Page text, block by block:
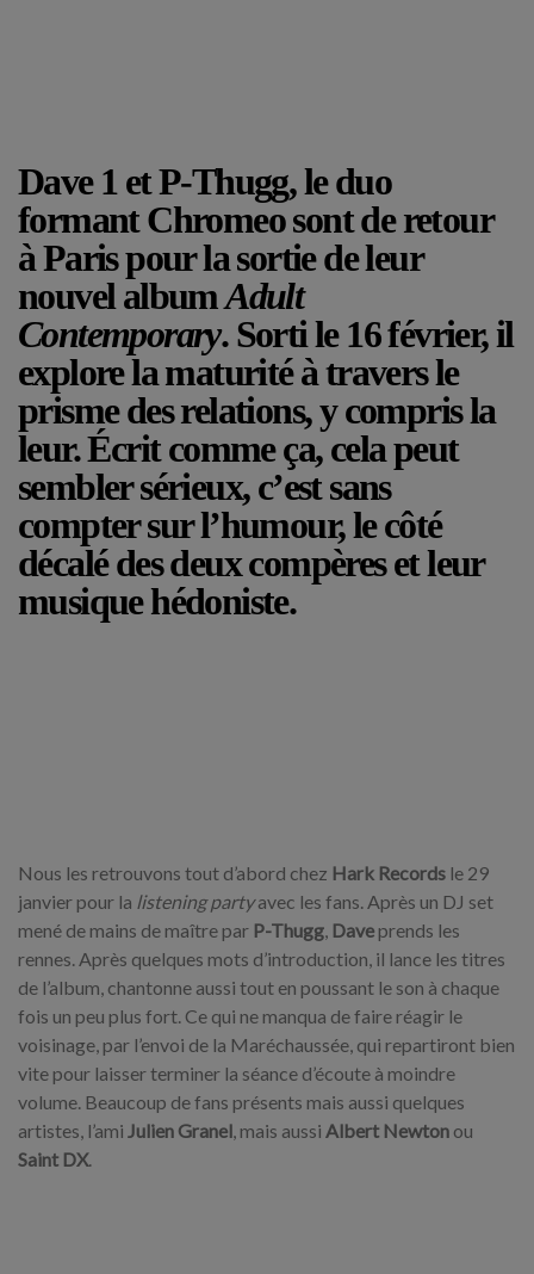
Dave 1 et P-Thugg, le duo
formantChromeosont de retour
à Paris pour la sortie de leur
nouvel albumAdult
Contemporary. Sorti le 16 février, il
explore la maturité à travers le
prisme des relations, y compris la
leur. Écrit comme ça, cela peut
sembler sérieux, c’est sans
compter sur l’humour, le côté
décalé des deux compères et leur
musique hédoniste.
Nous les retrouvons tout d’abord chez Hark Records le 29
janvier pour la listening partyavec les fans. Après un DJ set
mené de mains de maître par P-Thugg, Dave prends les
rennes. Après quelques mots d’introduction, il lance les titres
de l’album, chantonne aussi tout en poussant le son à chaque
fois un peu plus fort. Ce qui ne manqua de faire réagir le
voisinage, par l’envoi de la Maréchaussée, qui repartiront bien
vite pour laisser terminer la séance d’écoute à moindre
volume. Beaucoup de fans présents mais aussi quelques
artistes, l’ami Julien Granel, mais aussi Albert Newton ou
Saint DX.